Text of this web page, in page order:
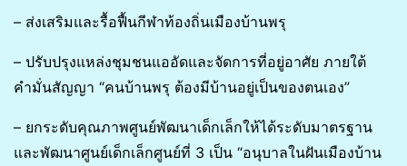
– ส่งเสริมและรื้อฟื้นกีฬาท้องถิ่นเมืองบ้านพรุ
– ปรับปรุงแหล่งชุมชนแออัดและจัดการที่อยู่อาศัย ภายใต้
คำมั่นสัญญา “คนบ้านพรุ ต้องมีบ้านอยู่เป็นของตนเอง”
– ยกระดับคุณภาพศูนย์พัฒนาเด็กเล็กให้ได้ระดับมาตรฐาน
และพัฒนาศูนย์เด็กเล็กศูนย์ที่ 3 เป็น “อนุบาลในฝันเมืองบ้าน